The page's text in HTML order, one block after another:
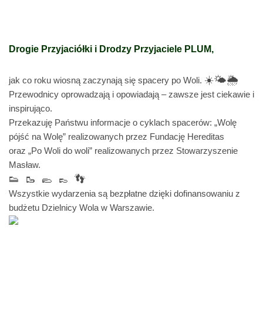
Drogie Przyjaciółki i Drodzy Przyjaciele PLUM,
jak co roku wiosną zaczynają się spacery po Woli. ☀️🌤️🌦️
Przewodnicy oprowadzają i opowiadają – zawsze jest ciekawie i
inspirująco.
Przekazuję Państwu informacje o cyklach spacerów: „Wolę
pójść na Wolę” realizowanych przez Fundację Hereditas
oraz „Po Woli do woli” realizowanych przez Stowarzyszenie
Masław.
👟 🥾 🥿 👞 👣
Wszystkie wydarzenia są bezpłatne dzięki dofinansowaniu z
budżetu Dzielnicy Wola w Warszawie.